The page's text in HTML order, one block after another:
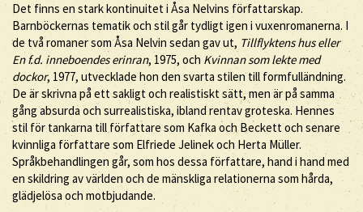
Det finns en stark kontinuitet i Åsa Nelvins författarskap.
Barnböckernas tematik och stil går tydligt igen i vuxenromanerna. I
de två romaner som Åsa Nelvin sedan gav ut,Tillflyktens hus eller
En f.d. inneboendes erinran, 1975, och Kvinnan som lekte med
dockor, 1977, utvecklade hon den svarta stilen till formfulländning.
De är skrivna på ett sakligt och realistiskt sätt, men är på samma
gång absurda och surrealistiska, ibland rentav groteska. Hennes
stil för tankarna till författare som Kafka och Beckett och senare
kvinnliga författare som Elfriede Jelinek och Herta Müller.
Språkbehandlingen går, som hos dessa författare, hand i hand med
en skildring av världen och de mänskliga relationerna som hårda,
glädjelösa och motbjudande.